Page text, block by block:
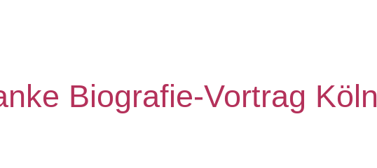
Biografie-Vortrag Köln